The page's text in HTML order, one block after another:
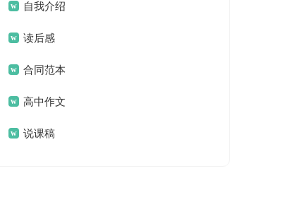
自我介绍
读后感
合同范本
高中作文
说课稿